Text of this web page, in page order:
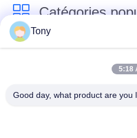
Catégories
chariot de achat à
Tony
5:18
Good day, what product are you